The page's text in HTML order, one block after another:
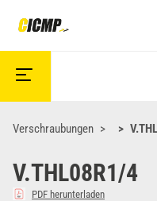
Verschraubungen
V.THL08R1/4
PDF herunterladen